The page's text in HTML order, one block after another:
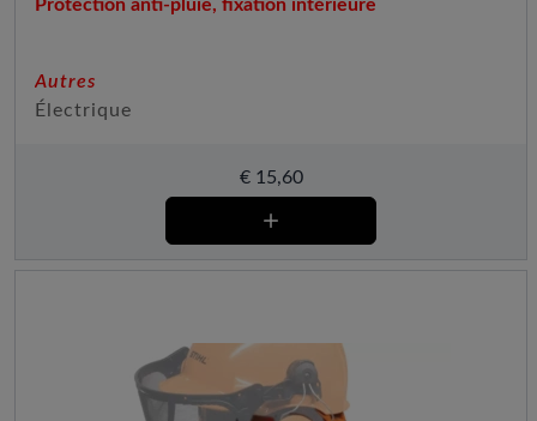
Protection anti-pluie, fixation intérieure
Autres
Électrique
€15,60